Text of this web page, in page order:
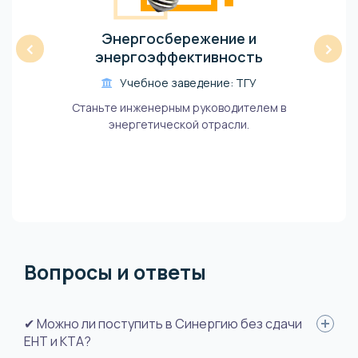
‹
Энергосбережение и
энергоэффективность
Учебное заведение: ТГУ
Станьте инженерным руководителем в
энергетической отрасли.
›
Вопросы и ответы
✔ Можно ли поступить в Синергию без сдачи
ЕНТ и КТА?